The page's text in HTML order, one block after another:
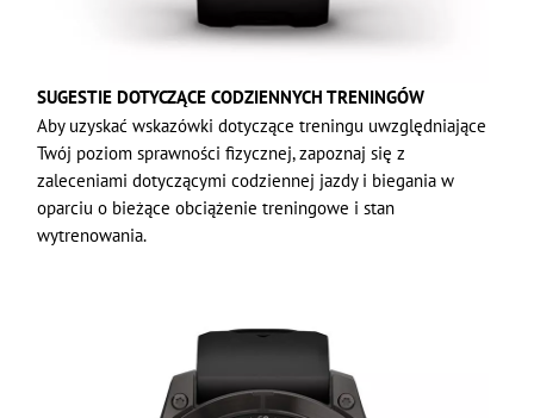
SUGESTIE DOTYCZĄCE CODZIENNYCH TRENINGÓW
Aby uzyskać wskazówki dotyczące treningu uwzględniające
Twój poziom sprawności fizycznej, zapoznaj się z
zaleceniami dotyczącymi codziennej jazdy i biegania w
oparciu o bieżące obciążenie treningowe i stan
wytrenowania.